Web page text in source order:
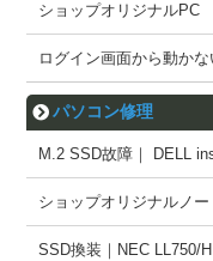
ショップオリジナルPC
ログイン画面から動か
パソコン修理
M.2 SSD故障｜ DELL
ショップオリジナルノ
SSD換装｜NEC LL750/